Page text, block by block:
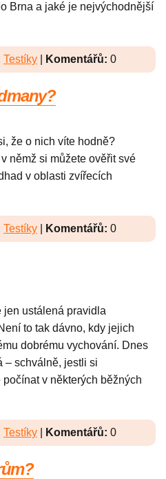
Brna a jaké je nejvýchodnější
Testíky Komentářů: 0
že o nich víte hodně?
němž si můžete ověřit své
v oblasti zvířecích
Testíky Komentářů: 0
jen ustálená pravidla
to tak dávno, kdy jejich
dobrému vychování. Dnes
– schválně, jestli si
v některých běžných
Testíky Komentářů: 0